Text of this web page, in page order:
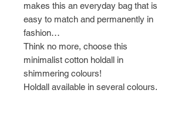
makes this an everyday bag that is
easy to match and permanently in
fashion…
Think no more, choose this
minimalist cotton holdall in
shimmering colours!
Holdall available in several colours.